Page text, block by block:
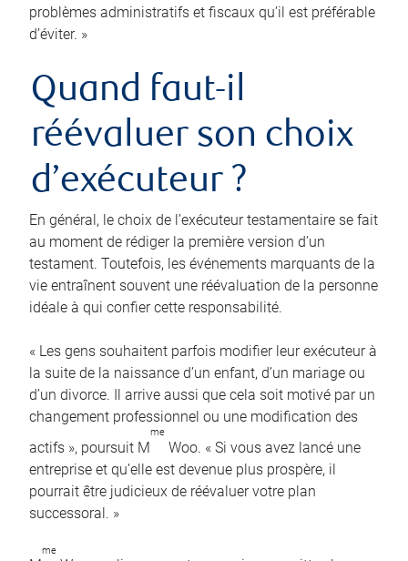
problèmes administratifs et fiscaux qu’il est préférable
d’éviter. »
Quand faut-il
réévaluer son choix
d’exécuteur ?
En général, le choix de l’exécuteur testamentaire se fait
au moment de rédiger la première version d’un
testament. Toutefois, les événements marquants de la
vie entraînent souvent une réévaluation de la personne
idéale à qui confier cette responsabilité.
« Les gens souhaitent parfois modifier leur exécuteur à
la suite de la naissance d’un enfant, d’un mariage ou
d’un divorce. Il arrive aussi que cela soit motivé par un
changement professionnel ou une modification des
actifs », poursuit M
me
Woo. « Si vous avez lancé une
entreprise et qu’elle est devenue plus prospère, il
pourrait être judicieux de réévaluer votre plan
successoral. »
me